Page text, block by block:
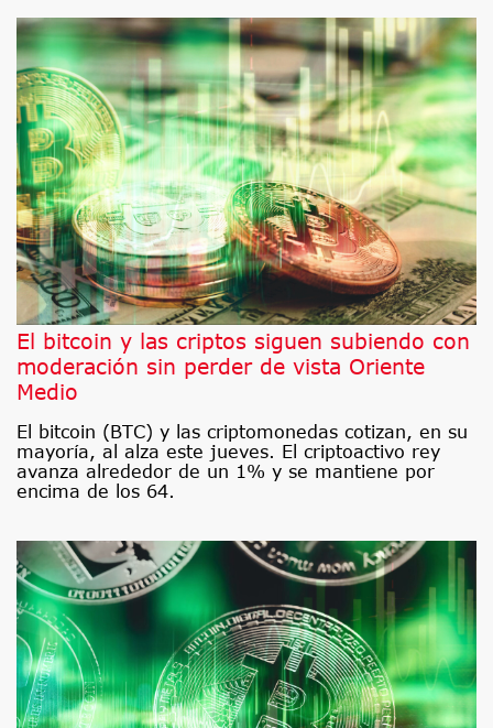
El bitcoin y las criptos siguen subiendo con
moderación sin perder de vista Oriente
Medio
El bitcoin (BTC) y las criptomonedas cotizan, en su
mayoría, al alza este jueves. El criptoactivo rey
avanza alrededor de un 1% y se mantiene por
encima de los 64.